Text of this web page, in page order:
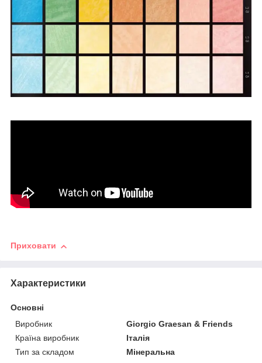
Приховати
Характеристики
Основні
Виробник
Giorgio Graesan & Friends
Країна виробник
Італія
Тип за складом
Мінеральна